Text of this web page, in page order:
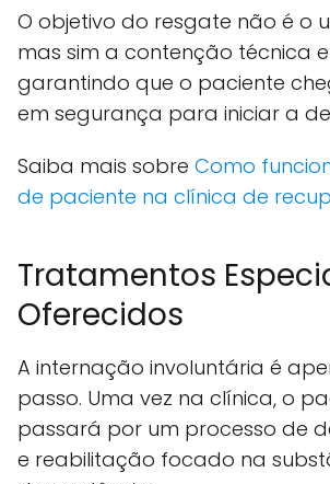
O objetivo do resgate não é o
mas sim a contenção técnica
garantindo que o paciente
em segurança para iniciar a
Saiba mais sobre Como
de paciente na clínica de
Tratamentos
Oferecidos
A internação involuntária é
passo. Uma vez na clínica, o
passará por um processo de
e reabilitação focado na